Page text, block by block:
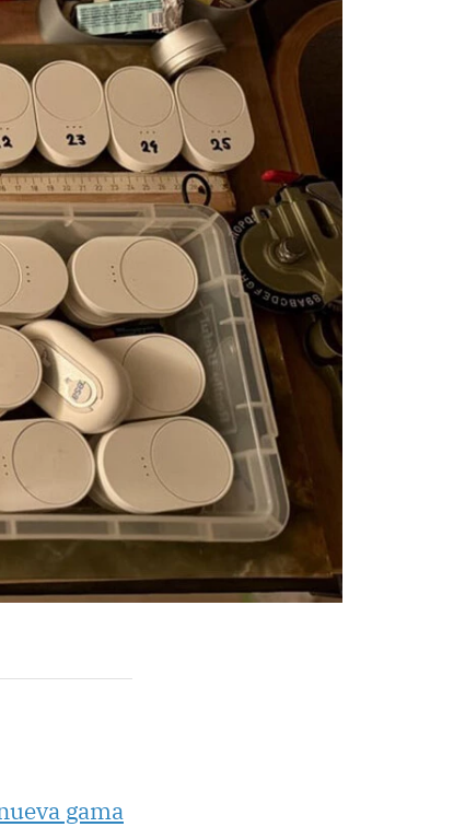
gama